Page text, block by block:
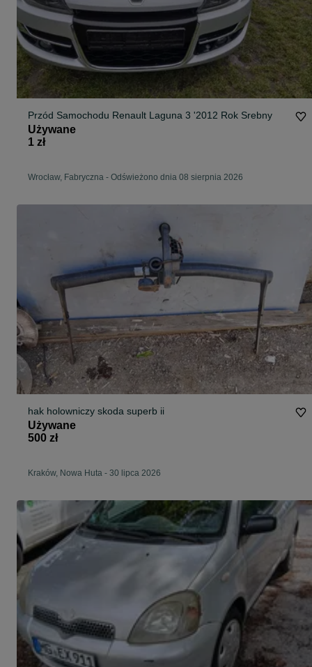
Przód Samochodu Renault Laguna 3 '2012 Rok Srebny
Używane
1 zł
Wrocław, Fabryczna - Odświeżono dnia 08 sierpnia 2026
hak holowniczy skoda superb ii
Używane
500 zł
Kraków, Nowa Huta - 30 lipca 2026